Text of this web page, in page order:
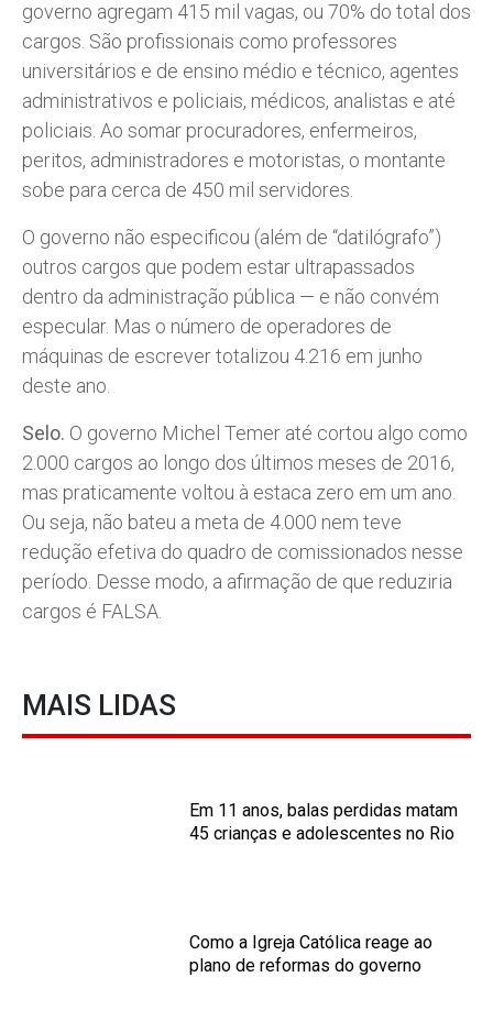
governo agregam 415 mil vagas, ou 70% do total dos
cargos. São profissionais como professores
universitários e de ensino médio e técnico, agentes
administrativos e policiais, médicos, analistas e até
policiais. Ao somar procuradores, enfermeiros,
peritos, administradores e motoristas, o montante
sobe para cerca de 450 mil servidores.
O governo não especificou (além de “datilógrafo”)
outros cargos que podem estar ultrapassados
dentro da administração pública — e não convém
especular. Mas o número de operadores de
máquinas de escrever totalizou 4.216 em junho
deste ano.
Selo. O governo Michel Temer até cortou algo como
2.000 cargos ao longo dos últimos meses de 2016,
mas praticamente voltou à estaca zero em um ano.
Ou seja, não bateu a meta de 4.000 nem teve
redução efetiva do quadro de comissionados nesse
período. Desse modo, a afirmação de que reduziria
cargos é FALSA.
MAIS LIDAS
Em 11 anos, balas perdidas matam
45 crianças e adolescentes no Rio
Como a Igreja Católica reage ao
plano de reformas do governo